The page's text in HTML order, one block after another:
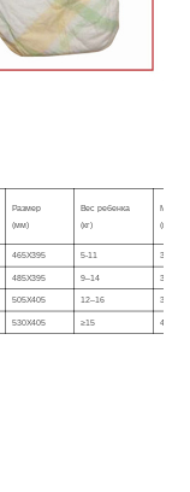
Размер
(мм)
Вес ребенка
(кг)
Масса
(грамм)
465X395 5-11 32 ± 2
485X395 9–14 35 ± 2
505X405 12–16 38 ± 2
530X405 ≥15 40 ± 2